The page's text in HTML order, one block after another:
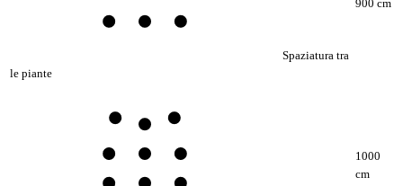
Spaziatura tra
le piante
900 cm
1000
cm